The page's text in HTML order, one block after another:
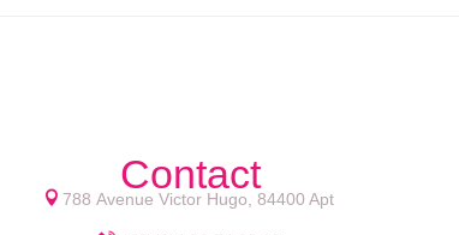
Contact
788 Avenue Victor Hugo, 84400 Apt